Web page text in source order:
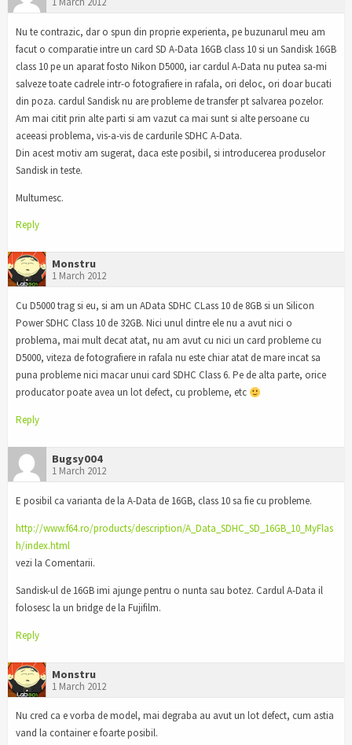
Nu te contrazic, dar o spun din proprie experienta, pe buzunarul meu am
facut o comparatie intre un card SD A-Data 16GB class 10 si un Sandisk 16GB
class 10 pe un aparat fosto Nikon D5000, iar cardul A-Data nu putea sa-mi
salveze toate cadrele intr-o fotografiere in rafala, ori deloc, ori doar bucati
din poza. cardul Sandisk nu are probleme de transfer pt salvarea pozelor.
Am mai citit prin alte parti si am vazut ca mai sunt si alte persoane cu
aceeasi problema, vis-a-vis de cardurile SDHC A-Data.
Din acest motiv am sugerat, daca este posibil, si introducerea produselor
Sandisk in teste.
Multumesc.
Reply
Monstru
1 March 2012
Cu D5000 trag si eu, si am un AData SDHC CLass 10 de 8GB si un Silicon
Power SDHC Class 10 de 32GB. Nici unul dintre ele nu a avut nici o
problema, mai mult decat atat, nu am avut cu nici un card probleme cu
D5000, viteza de fotografiere in rafala nu este chiar atat de mare incat sa
puna probleme nici macar unui card SDHC Class 6. Pe de alta parte, orice
producator poate avea un lot defect, cu probleme, etc
Reply
Bugsy004
1 March 2012
E posibil ca varianta de la A-Data de 16GB, class 10 sa fie cu probleme.
http://www.f64.ro/products/description/A_Data_SDHC_SD_16GB_10_MyFlas
h/index.html
vezi la Comentarii.
Sandisk-ul de 16GB imi ajunge pentru o nunta sau botez. Cardul A-Data il
folosesc la un bridge de la Fujifilm.
Reply
Monstru
1 March 2012
Nu cred ca e vorba de model, mai degraba au avut un lot defect, cum astia
vand la container e foarte posibil.